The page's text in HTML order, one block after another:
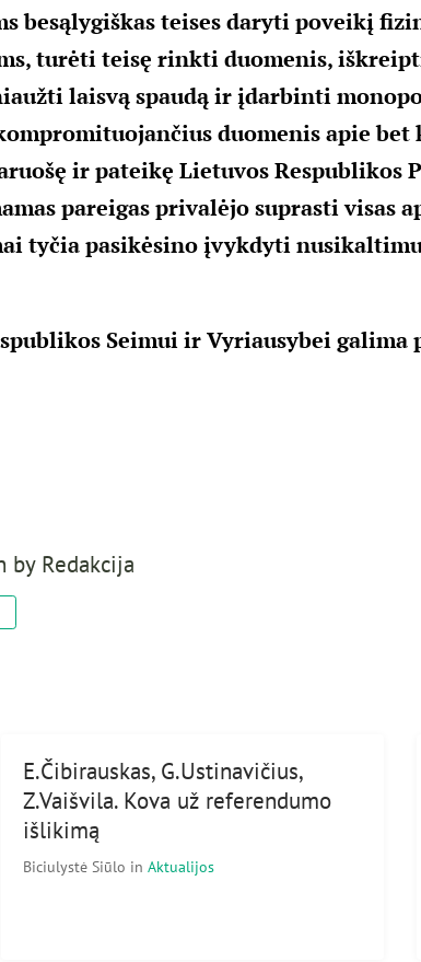
besąlygiškas teises daryti poveikį
turėti teisę rinkti duomenis,
laisvą spaudą ir įdarbinti
duomenis apie bet
ir pateikę Lietuvos Respublikos
pareigas privalėjo suprasti visas
tyčia pasikėsino įvykdyti
Seimui ir Vyriausybei galima
by Redakcija
E.Čibirauskas, G.Ustinavičius,
Z.Vaišvila. Kova už referendumo
išlikimą
Biciulystė Siūlo in Aktualijos